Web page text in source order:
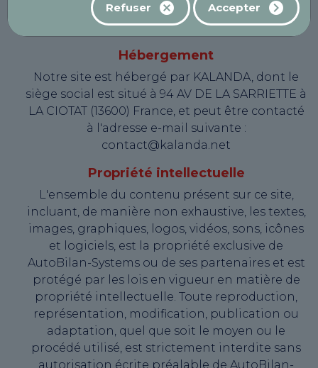
Refuser Accepter
Téléphone : 05 63 73 16 97
Email : contact@autobilan-systems.com
Hébergement
Notre site est hébergé par KALANDA, dont le
siège social est situé à 94 AV DE LA SARRIETTE à
LA CIOTAT (13600) France, et peut être contacté
à l'adresse e-mail suivante :
contact@kalanda.net
Propriété intellectuelle
L'ensemble du contenu présent sur ce site,
incluant, de manière non exhaustive, les textes,
images, graphiques, logos, vidéos, sons, icônes
et logiciels, est la propriété exclusive de
AutoBilan-Systems ou de ses partenaires et est
protégé par les lois en vigueur en matière de
propriété intellectuelle. Toute reproduction,
représentation, modification, publication ou
adaptation, quel que soit le moyen ou le
procédé utilisé, est strictement interdite sans
autorisation écrite préalable de AutoBilan-